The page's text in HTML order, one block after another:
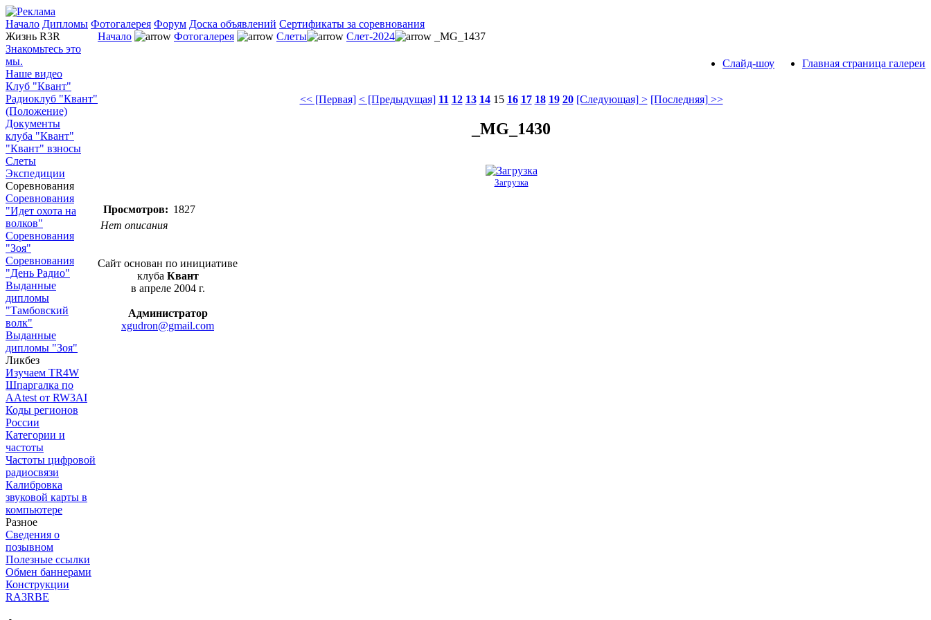
Начало Дипломы Фотогалерея Форум Доска объявлений Сертификаты за соревнования
Жизнь R3R
Знакомьтесь это
мы.
Наше видео
Клуб "Квант"
Радиоклуб "Квант"
(Положение)
Документы
клуба "Квант"
"Квант" взносы
Слеты
Экспедиции
Соревнования
Соревнования
"Идет охота на
волков"
Соревнования
"Зоя"
Соревнования
"День Радио"
Выданные
дипломы
"Тамбовский
волк"
Выданные
дипломы "Зоя"
Ликбез
Изучаем TR4W
Шпаргалка по
AAtest от RW3AI
Коды регионов
России
Категории и
частоты
Частоты цифровой
радиосвязи
Калибровка
звуковой карты в
компьютере
Разное
Сведения о
позывном
Полезные ссылки
Обмен баннерами
Конструкции
RA3RBE
Начало Фотогалерея Слеты Слет-2024 _MG_1437
Главная страница галереи
Слайд-шоу
<< [Первая] < [Предыдущая] 11 12 13 14 15 16 17 18 19 20 [Следующая] > [Последняя] >>
_MG_1430
Загрузка
Просмотров: 1827
Нет описания
Сайт основан по инициативе
клуба Квант
в апреле 2004 г.
Администратор
xgudron@gmail.com